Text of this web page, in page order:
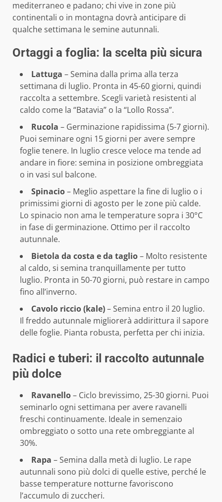
mediterraneo e padano; chi vive in zone più
continentali o in montagna dovrà anticipare di
qualche settimana le semine autunnali.
Ortaggi a foglia: la scelta più sicura
Lattuga – Semina dalla prima alla terza
settimana di luglio. Pronta in 45-60 giorni, quindi
raccolta a settembre. Scegli varietà resistenti al
caldo come la “Batavia” o la “Lollo Rossa”.
Rucola – Germinazione rapidissima (5-7 giorni).
Puoi seminare ogni 15 giorni per avere sempre
foglie tenere. In luglio cresce veloce ma tende ad
andare in fiore: semina in posizione ombreggiata
o in vasi sul balcone.
Spinacio– Meglio aspettare la fine di luglio o i
primissimi giorni di agosto per le zone più calde.
Lo spinacio non ama le temperature sopra i 30°C
in fase di germinazione. Ottimo per il raccolto
autunnale.
Bietola da costa e da taglio– Molto resistente
al caldo, si semina tranquillamente per tutto
luglio. Pronta in 50-70 giorni, può restare in campo
fino all’inverno.
Cavolo riccio (kale)– Semina entro il 20 luglio.
Il freddo autunnale migliorerà addirittura il sapore
delle foglie. Pianta robusta, perfetta per chi inizia.
Radici e tuberi: il raccolto autunnale
più dolce
Ravanello– Ciclo brevissimo, 25-30 giorni. Puoi
seminarlo ogni settimana per avere ravanelli
freschi continuamente. Ideale in semenzaio
ombreggiato o sotto una rete ombreggiante al
30%.
Rapa – Semina dalla metà di luglio. Le rape
autunnali sono più dolci di quelle estive, perché le
basse temperature notturne favoriscono
l’accumulo di zuccheri.